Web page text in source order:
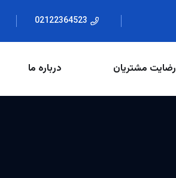
02122364523
رضایت مشتریان درباره ما